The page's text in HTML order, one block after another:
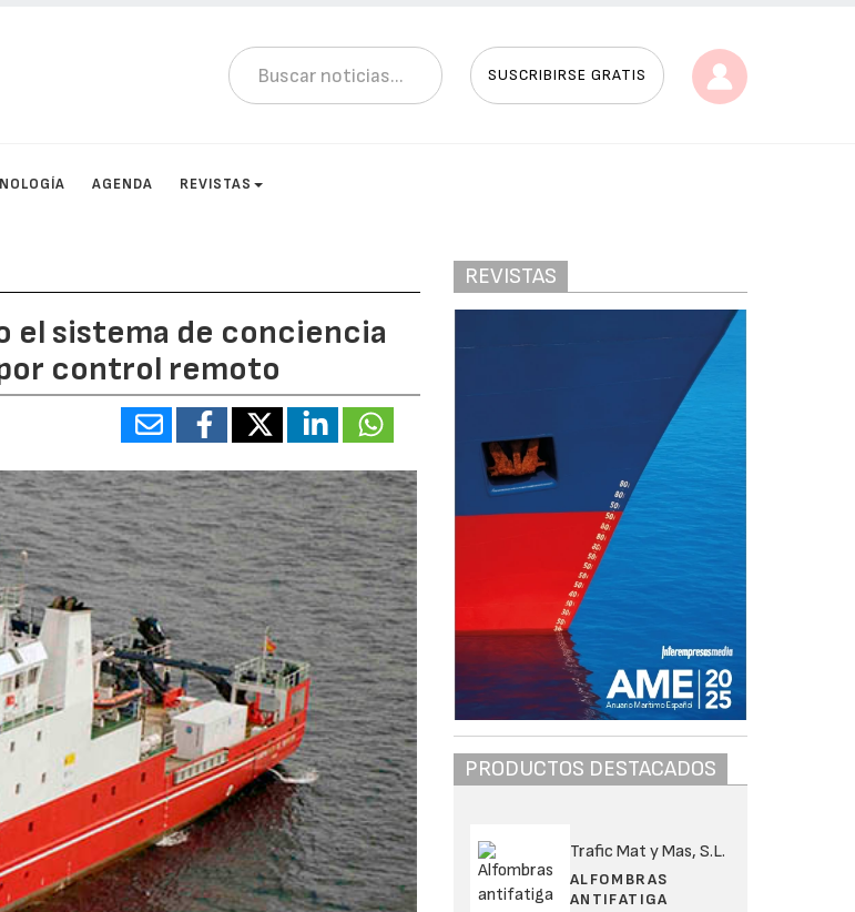
SUSCRIBIRSE GRATIS
AGENDA REVISTAS
el sistema de conciencia
control remoto
REVISTAS
PRODUCTOS DESTACADOS
Trafic Mat y Mas, S.L.
ALFOMBRAS
ANTIFATIGA